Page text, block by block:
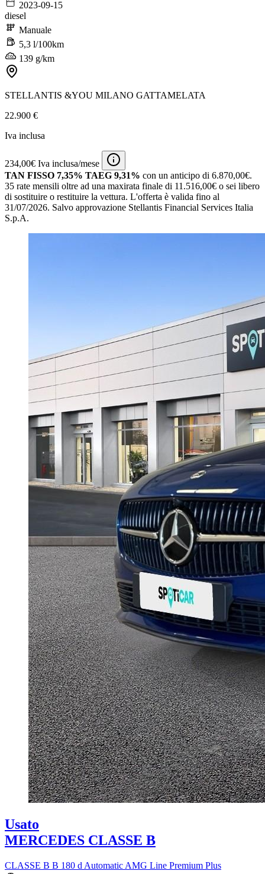
2023-09-15
diesel
Manuale
5,3 l/100km
139 g/km
STELLANTIS &YOU MILANO GATTAMELATA
22.900 €
Iva inclusa
234,00€ Iva inclusa/mese
TAN FISSO 7,35% TAEG 9,31% con un anticipo di 6.870,00€.
35 rate mensili oltre ad una maxirata finale di 11.516,00€ o sei libero
di sostituire o restituire la vettura. L'offerta è valida fino al
31/07/2026. Salvo approvazione Stellantis Financial Services Italia
S.p.A.
Usato
MERCEDES CLASSE B
CLASSE B B 180 d Automatic AMG Line Premium Plus